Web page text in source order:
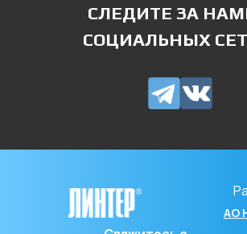
СЛЕДИТЕ ЗА
СОЦИАЛЬНЫХ
АО